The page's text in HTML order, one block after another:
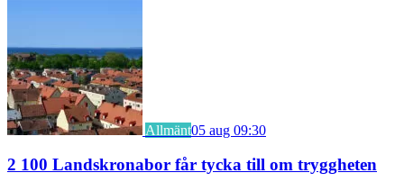
Allmänt05 aug 09:30
2 100 Landskronabor får tycka till om tryggheten